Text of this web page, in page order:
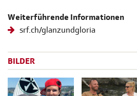
Weiterführende Informationen
srf.ch/glanzundgloria
BILDER